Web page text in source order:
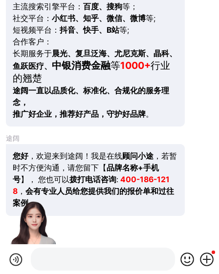
主流搜索引擎平台： 百度、搜狗等；
社交平台： 小红书、知乎、微信、微博等;
短视频平台：抖音、快手、B站等;
合作客户：
长期服务于晨光、复旦泛海、尤尼克斯、晶科、
鱼跃医疗、 中银消费金融等1000+行业
的翘楚
途阔一直以品质化、标准化、合规化的服务理
念，
推广好企业，推荐好产品，守护好品牌。
途阔
您好，欢迎来到途阔！我是在线顾问小途，若暂
时不方便沟通，请您留下【品牌名称+手机
号】， 您也可以拨打电话咨询: 400-186-121
8， 会有专业人员给您提供我们的报价单和过往
案例。